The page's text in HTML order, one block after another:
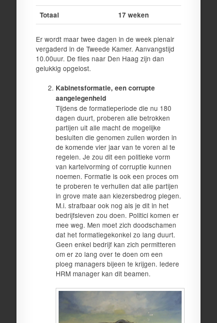
Totaal 17 weken
Er wordt maar twee dagen in de week plenair
vergaderd in de Tweede Kamer. Aanvangstijd
10.00uur. De files naar Den Haag zijn dan
gelukkig opgelost.
Kabinetsformatie, een corrupte
aangelegenheid
Tijdens de formatieperiode die nu 180
dagen duurt, proberen alle betrokken
partijen uit alle macht de mogelijke
besluiten die genomen zullen worden in
de komende vier jaar van te voren al te
regelen. Je zou dit een politieke vorm
van kartelvorming of corruptie kunnen
noemen. Formatie is ook een proces om
te proberen te verhullen dat alle partijen
in grove mate aan kiezersbedrog plegen.
M.i. strafbaar ook nog als je dit in het
bedrijfsleven zou doen. Politici komen er
mee weg. Men moet zich doodschamen
dat het formatiegekonkel zo lang duurt.
Geen enkel bedrijf kan zich permitteren
om er zo lang over te doen om een
ploeg managers bijeen te krijgen. Iedere
HRM manager kan dit beamen.